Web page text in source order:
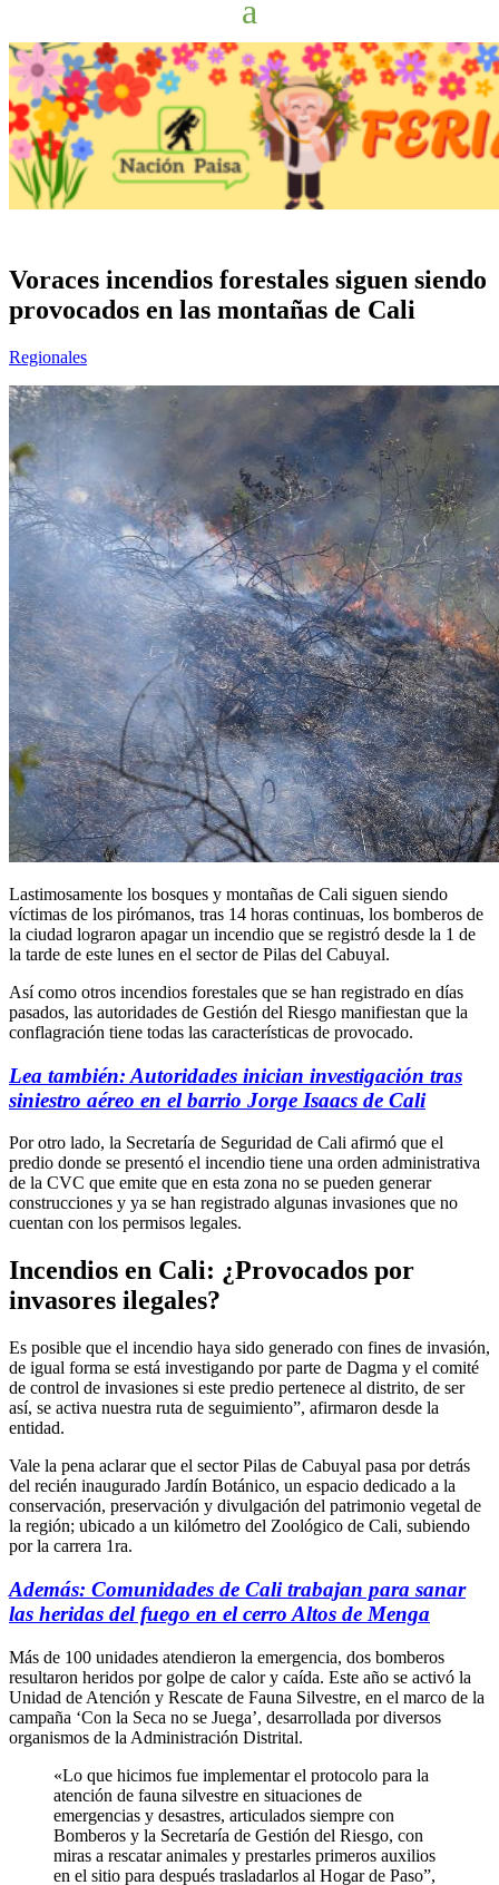
Voraces incendios forestales siguen siendo
provocados en las montañas de Cali
Regionales
Lastimosamente los bosques y montañas de Cali siguen siendo
víctimas de los pirómanos, tras 14 horas continuas, los bomberos de
la ciudad lograron apagar un incendio que se registró desde la 1 de
la tarde de este lunes en el sector de Pilas del Cabuyal.
Así como otros incendios forestales que se han registrado en días
pasados, las autoridades de Gestión del Riesgo manifiestan que la
conflagración tiene todas las características de provocado.
Lea también: Autoridades inician investigación tras
siniestro aéreo en el barrio Jorge Isaacs de Cali
Por otro lado, la Secretaría de Seguridad de Cali afirmó que el
predio donde se presentó el incendio tiene una orden administrativa
de la CVC que emite que en esta zona no se pueden generar
construcciones y ya se han registrado algunas invasiones que no
cuentan con los permisos legales.
Incendios en Cali: ¿Provocados por
invasores ilegales?
Es posible que el incendio haya sido generado con fines de invasión,
de igual forma se está investigando por parte de Dagma y el comité
de control de invasiones si este predio pertenece al distrito, de ser
así, se activa nuestra ruta de seguimiento”, afirmaron desde la
entidad.
Vale la pena aclarar que el sector Pilas de Cabuyal pasa por detrás
del recién inaugurado Jardín Botánico, un espacio dedicado a la
conservación, preservación y divulgación del patrimonio vegetal de
la región; ubicado a un kilómetro del Zoológico de Cali, subiendo
por la carrera 1ra.
Además: Comunidades de Cali trabajan para sanar
las heridas del fuego en el cerro Altos de Menga
Más de 100 unidades atendieron la emergencia, dos bomberos
resultaron heridos por golpe de calor y caída. Este año se activó la
Unidad de Atención y Rescate de Fauna Silvestre, en el marco de la
campaña ‘Con la Seca no se Juega’, desarrollada por diversos
organismos de la Administración Distrital.
«Lo que hicimos fue implementar el protocolo para la
atención de fauna silvestre en situaciones de
emergencias y desastres, articulados siempre con
Bomberos y la Secretaría de Gestión del Riesgo, con
miras a rescatar animales y prestarles primeros auxilios
en el sitio para después trasladarlos al Hogar de Paso”,